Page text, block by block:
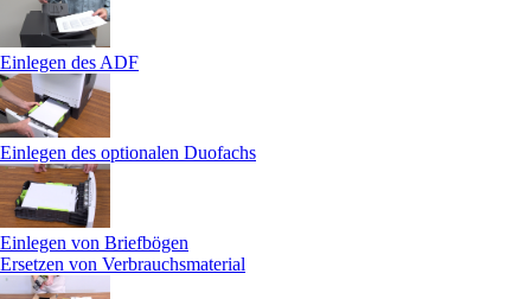
Einlegen des ADF
Einlegen des optionalen Duofachs
Einlegen von Briefbögen
Ersetzen von Verbrauchsmaterial